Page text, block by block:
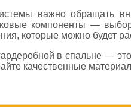
важно обращать
компоненты —
которые можно будет
в спальне —
качественные